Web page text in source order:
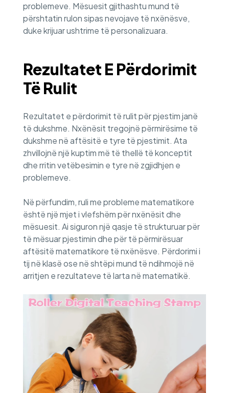
problemeve. Mësuesit gjithashtu mund të
përshtatin rulon sipas nevojave të nxënësve,
duke krijuar ushtrime të personalizuara.
Rezultatet E Përdorimit
Të Rulit
Rezultatet e përdorimit të rulit për pjestim janë
të dukshme. Nxënësit tregojnë përmirësime të
dukshme në aftësitë e tyre të pjestimit. Ata
zhvillojnë një kuptim më të thellë të konceptit
dhe rritin vetëbesimin e tyre në zgjidhjen e
problemeve.
Në përfundim, ruli me probleme matematikore
është një mjet i vlefshëm për nxënësit dhe
mësuesit. Ai siguron një qasje të strukturuar për
të mësuar pjestimin dhe për të përmirësuar
aftësitë matematikore të nxënësve. Përdorimi i
tij në klasë ose në shtëpi mund të ndihmojë në
arritjen e rezultateve të larta në matematikë.